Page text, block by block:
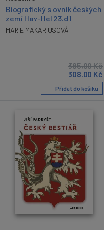
Biografický slovník českých
zemí Hav-Hel 23.díl
MARIE MAKARIUSOVÁ
385,00Kč
308,00 Kč
Přidat do košíku